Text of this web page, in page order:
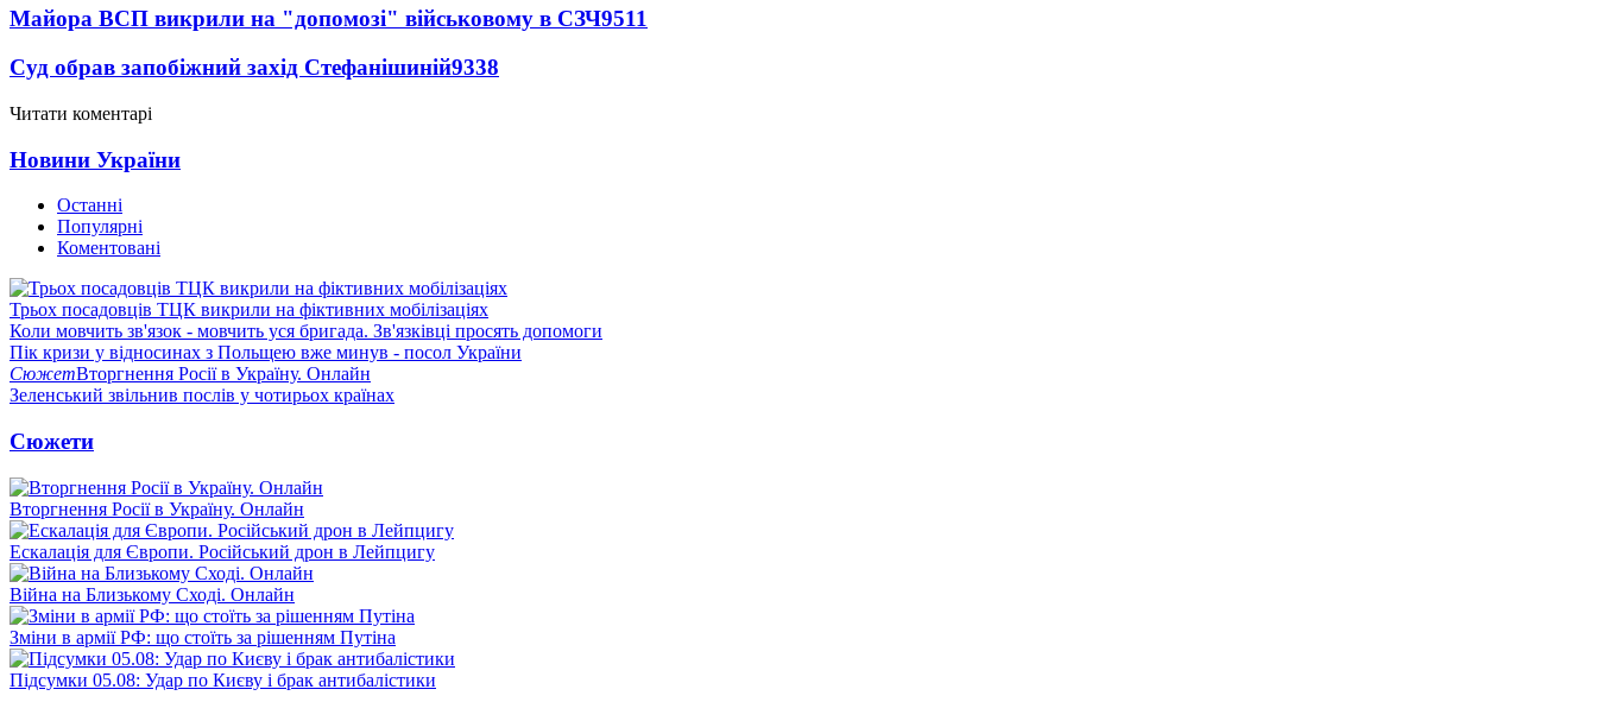
Майора ВСП викрили на "допомозі" військовому в СЗЧ9511
Суд обрав запобіжний захід Стефанішиній9338
Читати коментарі
Новини України
Останні
Популярні
Коментовані
Трьох посадовців ТЦК викрили на фіктивних мобілізаціях
Коли мовчить зв'язок - мовчить уся бригада. Зв'язківці просять допомоги
Пік кризи у відносинах з Польщею вже минув - посол України
СюжетВторгнення Росії в Україну. Онлайн
Зеленський звільнив послів у чотирьох країнах
Сюжети
Вторгнення Росії в Україну. Онлайн
Ескалація для Європи. Російський дрон в Лейпцигу
Війна на Близькому Сході. Онлайн
Зміни в армії РФ: що стоїть за рішенням Путіна
Підсумки 05.08: Удар по Києву і брак антибалістики